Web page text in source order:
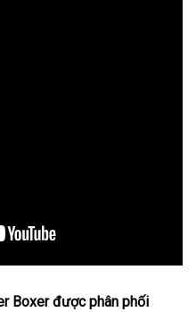
Boxer được phân phối